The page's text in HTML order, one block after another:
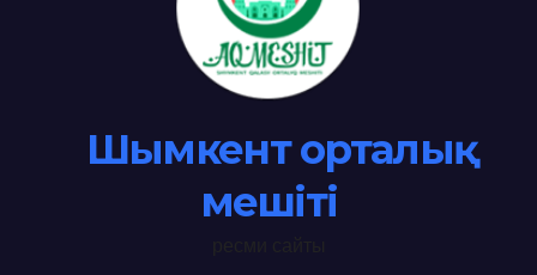
Шымкент орталық
мешіті